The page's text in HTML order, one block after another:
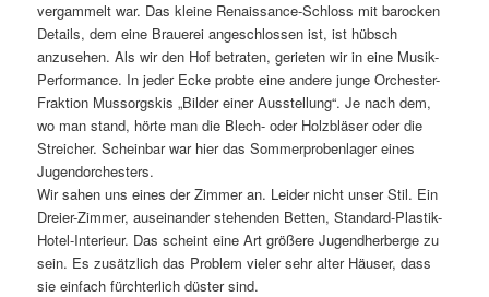
vergammelt war. Das kleine Renaissance-Schloss mit barocken
Details, dem eine Brauerei angeschlossen ist, ist hübsch
anzusehen. Als wir den Hof betraten, gerieten wir in eine Musik-
Performance. In jeder Ecke probte eine andere junge Orchester-
Fraktion Mussorgskis „Bilder einer Ausstellung“. Je nach dem,
wo man stand, hörte man die Blech- oder Holzbläser oder die
Streicher. Scheinbar war hier das Sommerprobenlager eines
Jugendorchesters.
Wir sahen uns eines der Zimmer an. Leider nicht unser Stil. Ein
Dreier-Zimmer, auseinander stehenden Betten, Standard-Plastik-
Hotel-Interieur. Das scheint eine Art größere Jugendherberge zu
sein. Es zusätzlich das Problem vieler sehr alter Häuser, dass
sie einfach fürchterlich düster sind.